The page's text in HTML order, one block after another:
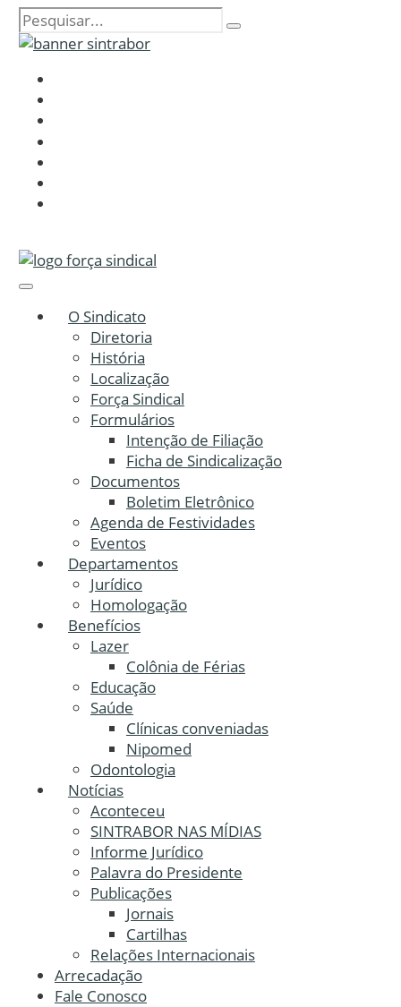
O Sindicato
Diretoria
História
Localização
Força Sindical
Formulários
Intenção de Filiação
Ficha de Sindicalização
Documentos
Boletim Eletrônico
Agenda de Festividades
Eventos
Departamentos
Jurídico
Homologação
Benefícios
Lazer
Colônia de Férias
Educação
Saúde
Clínicas conveniadas
Nipomed
Odontologia
Notícias
Aconteceu
SINTRABOR NAS MÍDIAS
Informe Jurídico
Palavra do Presidente
Publicações
Jornais
Cartilhas
Relações Internacionais
Arrecadação
Fale Conosco